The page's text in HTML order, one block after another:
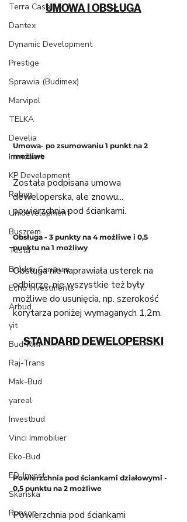
Terra Casa
Dantex
Dynamic Development
Prestige
Sprawia (Budimex)
Marvipol
TELKA
Develia
Immobart
KP Development
Robyg
Unidevelopment
Buszrem
Testa
Bródno Centrum
Echo Investments
Arbud
yit
Bud-Rim
Raj-Trans
Mak-Bud
yareal
Investbud
Vinci Immobilier
Eko-Bud
ED-Invest
Skanska
Ronson
UMOWA I OBSŁUGA
Umowa- po zsumowaniu 1 punkt na 2
możliwe
Została podpisana umowa
deweloperska, ale znowu...
powierzchnia pod ściankami.
Obsługa - 3 punkty na 4 możliwe i 0,5
punktu na 1 możliwy
Obsługa nie naprawiała usterek na
odbiorze, nie wszystkie też były
możliwe do usunięcia, np. szerokość
korytarza poniżej wymaganych 1,2m.
STANDARD DEWELOPERSKI
Powierzchnia pod ściankami działowymi -
0,5 punktu na 2 możliwe
Powierzchnia pod ściankami